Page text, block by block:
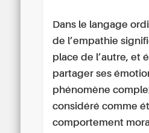
Dans le langage
de l’empathie
place de l’autre, et
partager ses
phénomène
considéré comme
comportement